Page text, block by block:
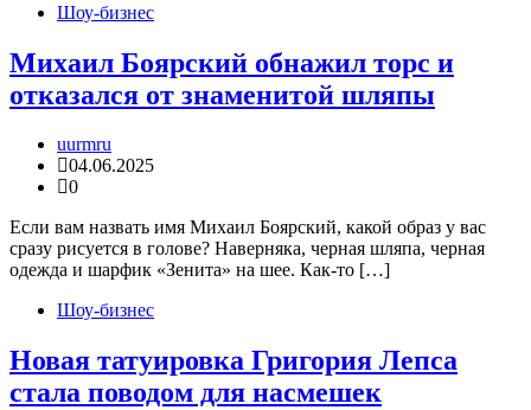
Шоу-бизнес
Михаил Боярский обнажил торс и
отказался от знаменитой шляпы
uurmru
04.06.2025
0
Если вам назвать имя Михаил Боярский, какой образ у вас
сразу рисуется в голове? Наверняка, черная шляпа, черная
одежда и шарфик «Зенита» на шее. Как-то […]
Шоу-бизнес
Новая татуировка Григория Лепса
стала поводом для насмешек